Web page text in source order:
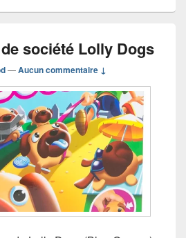
société Lolly Dogs
—Aucun commentaire ↓